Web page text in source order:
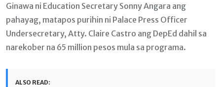
Ginawa ni Education Secretary Sonny Angara ang
pahayag, matapos purihin ni Palace Press Officer
Undersecretary, Atty. Claire Castro ang DepEd dahil sa
narekober na 65 million pesos mula sa programa.
ALSO READ: